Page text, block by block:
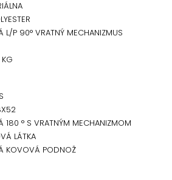
L/P 90° VRATNÝ MECHANIZMUS
180 ° S VRATNÝM MECHANIZMOM
LÁTKA
KOVOVÁ PODNOŽ